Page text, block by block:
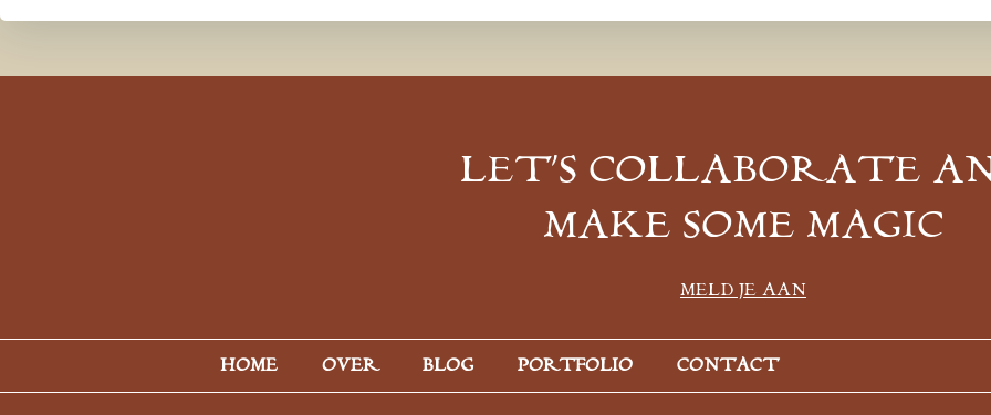
LET’S COLLABORATE
MAKE SOME MAGIC
MELD JE AAN
HOME OVER BLOG PORTFOLIO CONTACT